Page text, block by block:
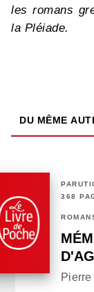
les romans
la Pléiade.
DU MÊME
368
Pierre